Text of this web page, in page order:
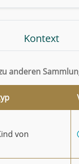
Kontext
anderen
von